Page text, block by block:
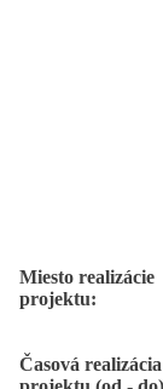
Miesto realizácie
projektu:
Časová realizácia